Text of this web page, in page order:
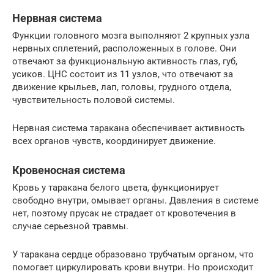
Нервная система
Функции головного мозга выполняют 2 крупных узла
нервных сплетений, расположенных в голове. Они
отвечают за функциональную активность глаз, губ,
усиков. ЦНС состоит из 11 узлов, что отвечают за
движение крыльев, лап, головы, грудного отдела,
чувствительность половой системы.
Нервная система таракана обеспечивает активность
всех органов чувств, координирует движение.
Кровеносная система
Кровь у таракана белого цвета, функционирует
свободно внутри, омывает органы. Давления в системе
нет, поэтому прусак не страдает от кровотечения в
случае серьезной травмы.
У таракана сердце образовано трубчатым органом, что
помогает циркулировать крови внутри. Но происходит